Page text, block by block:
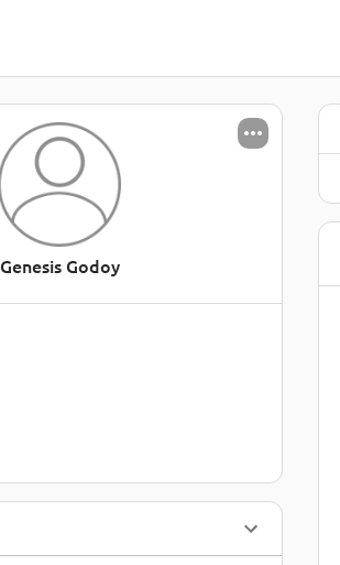
Genesis Godoy